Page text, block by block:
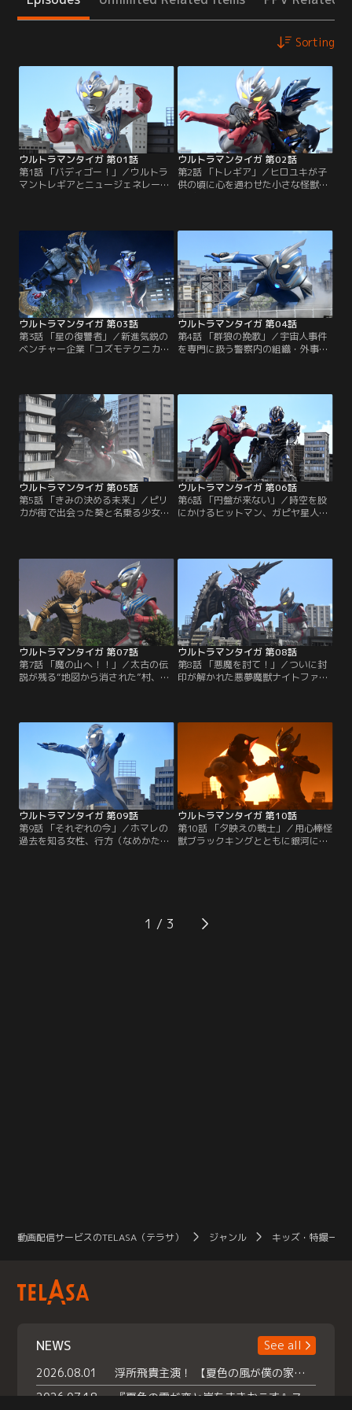
Sorting
ウルトラマンタイガ 第01話
第1話 「バディゴー！」／ウルトラ
マントレギアとニュージェネレーシ
レギアの攻撃を受け光となって宇宙
に消えた…。それから12年。宇宙人
が密かに暮らしている地球で、民間
警備組織E.G.I.S.（イージス）のメン
バーとして働く工藤ヒロユキは、任
務中に…。
ウルトラマンタイガ 第02話
第2話 「トレギア」／ヒロユキが子
供の頃に心を通わせた小さな怪獣・
ち、成長したヒロユキはチビスケと
意外な形で再会することになる。宇
宙人たちの間で行われる怪獣兵器の
オークション。そしてその裏で蠢く
闇の影。果たしてヒロユキは、そし
てタイガは…。
ウルトラマンタイガ 第03話
第3話 「星の復讐者」／新進気鋭の
ベンチャー企業「コズモテクニカ」
長の護衛任務についたヒロユキとホ
マレは事故の真相、そしてその裏に
ある悲しい物語を目の当たりにす
る。九条レントが冷たい機械の怪物
に姿を変える時、空の彼方から力の
賢者が帰って来る！
ウルトラマンタイガ 第04話
第4話 「群狼の挽歌」／宇宙人事件
を専門に扱う警察内の組織・外事X
弾”を仕掛けたというのだ。首謀者
の姿に見覚えのあったホマレは、単
身で犯行グループの元に向かう。果
たしてホマレと首謀者の関係は？怪
獣爆弾の起動まで残りあと僅か！！
ウルトラマンタイガ 第05話
第5話 「きみの決める未来」／ピリ
カが街で出会った葵と名乗る少女。
ヒロユキは毒の炎を操る怪獣・セグ
メゲルに大苦戦！果たしてタイガ達
はこの強敵に勝つことができるの
か！？そしてピリカと葵の友情の行
方とは……！？
ウルトラマンタイガ 第06話
第6話 「円盤が来ない」／時空を股
にかけるヒットマン、ガピヤ星人ア
たのだ。だが、アベルが地球で最初
に出会った男、それは自らも宇宙人
だと主張する変な男だった！？カナ
が男を助けたことにより、アベルの
魔の手からの逃避行が始まる！！
ウルトラマンタイガ 第07話
第7話 「魔の山へ！！」／太古の伝
説が残る“地図から消された”村、九
ヒロユキ達だったが、そこにはこの
世のものとは思えぬおぞましい影が
蠢いていた！！村人達による怪しげ
な儀式！そしてその裏でうごめく恐
怖の陰謀！村に祀られた「赤目様」
の正体とはいったい！？
ウルトラマンタイガ 第08話
第8話 「悪魔を討て！」／ついに封
印が解かれた悪夢魔獣ナイトファン
と悪夢の中に落とされ倒れてい
く…。だがその時、地球に眠る光が
ウルトラマンタイガに新たな力を授
ける！タイガのパワーアップを見逃
すな！！
ウルトラマンタイガ 第09話
第9話 「それぞれの今」／ホマレの
過去を知る女性、行方（なめかた）
う）マジャッパが怪しい香りと共に
彼らの前に現れる！マイコとマジャ
ウルトラマンタイガ 第10話
第10話 「夕映えの戦士」／用心棒怪
獣ブラックキングとともに銀河に名
た。小田と親交を深めていくヒロユ
キ。そして小田の中の葛藤を利用せ
1
動画配信サービスのTELASA（テラサ） ジャンル キッズ・特撮一覧
NEWS
See all
2026.08.01
浮所飛貴主演！ 【夏色の風が僕の家にやってきた】 本日よりテラサで独占配信スタート！
2026.07.18
『夏色の雲が恋と嵐をまきおこす』スペシャルメイキング 【Part1】2026年７月18日（土）23時30分～配信スタート！話題のシーンの裏側を大公開！豪華キャスト大集合！ 『武宮家 真夏の家族会議』開催！